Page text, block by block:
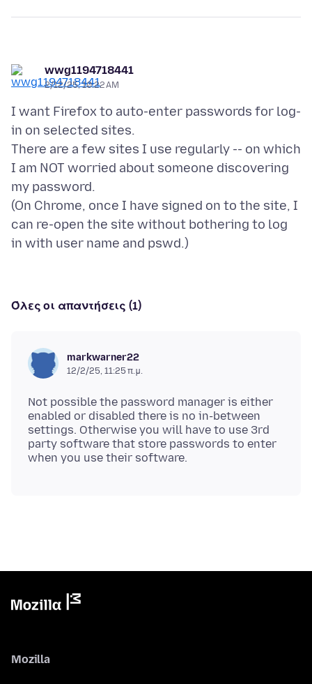
wwg1194718441
2/12/25, 10:22 AM
I want Firefox to auto-enter passwords for log-
in on selected sites.
There are a few sites I use regularly -- on which
I am NOT worried about someone discovering
my password.
(On Chrome, once I have signed on to the site, I
can re-open the site without bothering to log
Όλες οι απαντήσεις (1)
markwarner22
12/2/25, 11:25 π.μ.
Not possible the password manager is either
enabled or disabled there is no in-between
settings. Otherwise you will have to use 3rd
party software that store passwords to enter
Mozilla